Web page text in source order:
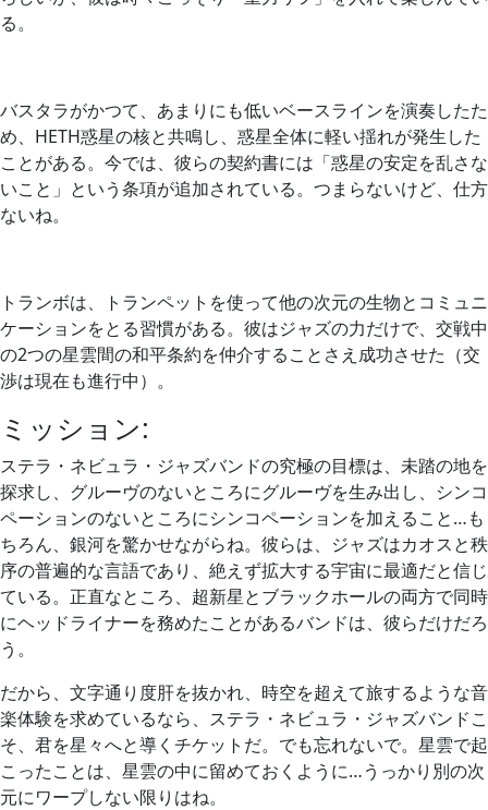
る。
バスタラがかつて、あまりにも低いベースラインを演奏したた
め、HETH惑星の核と共鳴し、惑星全体に軽い揺れが発生した
ことがある。今では、彼らの契約書には「惑星の安定を乱さな
いこと」という条項が追加されている。つまらないけど、仕方
ないね。
トランボは、トランペットを使って他の次元の生物とコミュニ
ケーションをとる習慣がある。彼はジャズの力だけで、交戦中
の2つの星雲間の和平条約を仲介することさえ成功させた（交
渉は現在も進行中）。
ミッション:
ステラ・ネビュラ・ジャズバンドの究極の目標は、未踏の地を
探求し、グルーヴのないところにグルーヴを生み出し、シンコ
ペーションのないところにシンコペーションを加えること…も
ちろん、銀河を驚かせながらね。彼らは、ジャズはカオスと秩
序の普遍的な言語であり、絶えず拡大する宇宙に最適だと信じ
ている。正直なところ、超新星とブラックホールの両方で同時
にヘッドライナーを務めたことがあるバンドは、彼らだけだろ
う。
だから、文字通り度肝を抜かれ、時空を超えて旅するような音
楽体験を求めているなら、ステラ・ネビュラ・ジャズバンドこ
そ、君を星々へと導くチケットだ。でも忘れないで。星雲で起
こったことは、星雲の中に留めておくように…うっかり別の次
元にワープしない限りはね。